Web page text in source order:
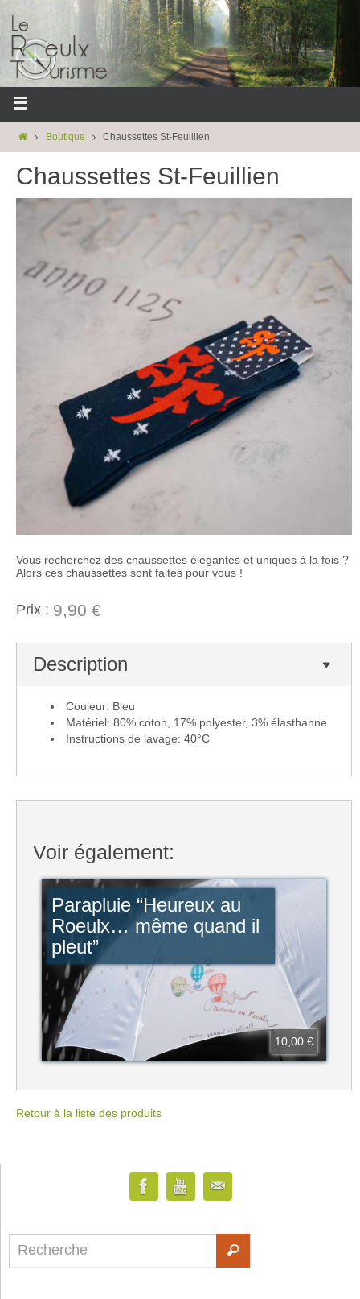
Boutique Chaussettes St-Feuillien
Chaussettes St-Feuillien
Vous recherchez des chaussettes élégantes et uniques à la fois ?
Alors ces chaussettes sont faites pour vous !
Prix : 9,90 €
Description
Couleur: Bleu
Matériel: 80% coton, 17% polyester, 3% élasthanne
Instructions de lavage: 40°C
Voir également:
Parapluie “Heureux au
Roeulx… même quand il
pleut”
10,00 €
Retour à la liste des produits